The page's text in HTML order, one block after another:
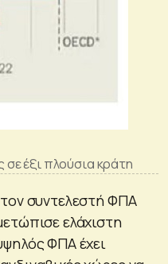
έξι πλούσια κράτη
συντελεστή ΦΠΑ
ελάχιστη
ΦΠΑ έχει